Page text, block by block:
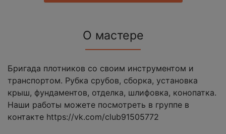
О мастере
Бригада плотников со своим инструментом и
транспортом. Рубка срубов, сборка, установка
крыш, фундаментов, отделка, шлифовка, конопатка.
Наши работы можете посмотреть в группе в
контакте https://vk.com/club91505772